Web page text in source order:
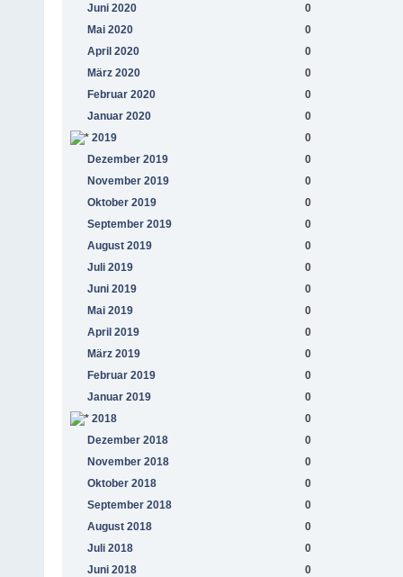
Juni 2020
0
Mai 2020
0
April 2020
0
März 2020
0
Februar 2020
0
Januar 2020
0
2019
0
Dezember 2019
0
November 2019
0
Oktober 2019
0
September 2019
0
August 2019
0
Juli 2019
0
Juni 2019
0
Mai 2019
0
April 2019
0
März 2019
0
Februar 2019
0
Januar 2019
0
2018
0
Dezember 2018
0
November 2018
0
Oktober 2018
0
September 2018
0
August 2018
0
Juli 2018
0
Juni 2018
0